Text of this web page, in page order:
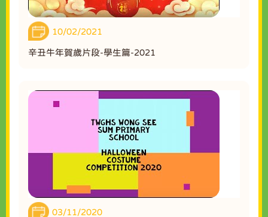
10/02/2021
辛丑牛年賀歲片段-學生篇-2021
03/11/2020